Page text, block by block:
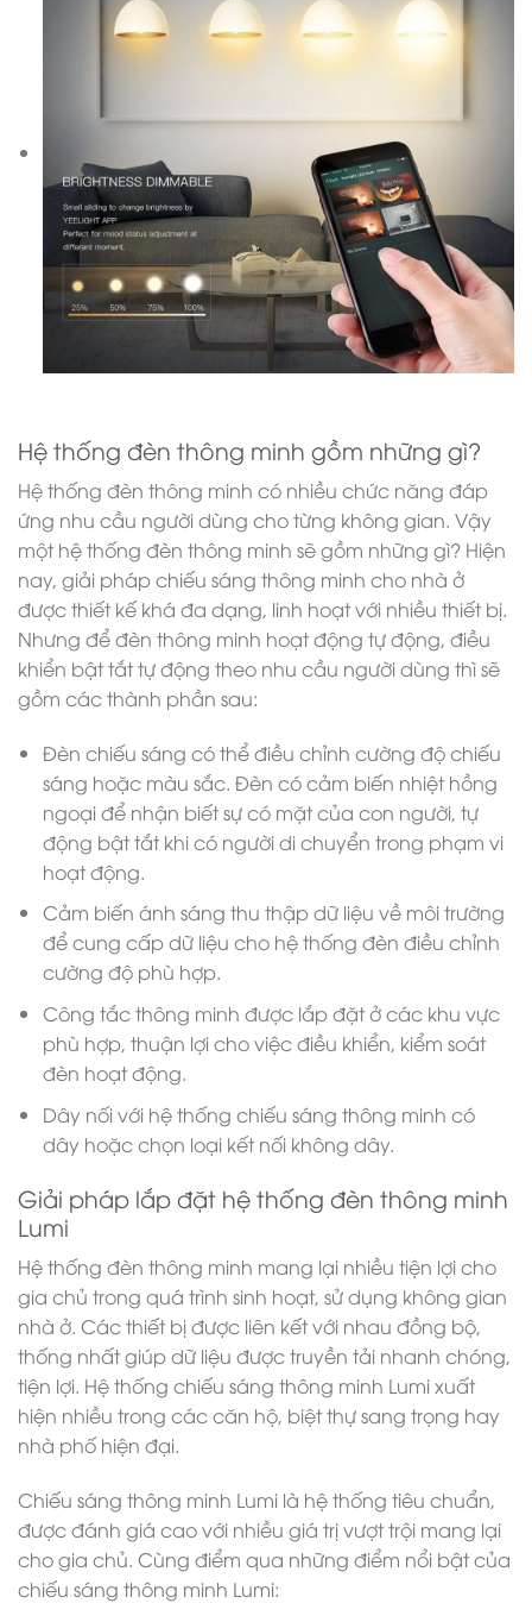
Hệ thống đèn thông minh gồm những gì?
Hệ thống đèn thông minh có nhiều chức năng đáp
ứng nhu cầu người dùng cho từng không gian. Vậy
một hệ thống đèn thông minh sẽ gồm những gì? Hiện
nay, giải pháp chiếu sáng thông minh cho nhà ở
được thiết kế khá đa dạng, linh hoạt với nhiều thiết bị.
Nhưng để đèn thông minh hoạt động tự động, điều
khiển bật tắt tự động theo nhu cầu người dùng thì sẽ
gồm các thành phần sau:
Đèn chiếu sáng có thể điều chỉnh cường độ chiếu
sáng hoặc màu sắc. Đèn có cảm biến nhiệt hồng
ngoại để nhận biết sự có mặt của con người, tự
động bật tắt khi có người di chuyển trong phạm vi
hoạt động.
Cảm biến ánh sáng thu thập dữ liệu về môi trường
để cung cấp dữ liệu cho hệ thống đèn điều chỉnh
cường độ phù hợp.
Công tắc thông minh được lắp đặt ở các khu vực
phù hợp, thuận lợi cho việc điều khiển, kiểm soát
đèn hoạt động.
Dây nối với hệ thống chiếu sáng thông minh có
dây hoặc chọn loại kết nối không dây.
Giải pháp lắp đặt hệ thống đèn thông minh
Lumi
Hệ thống đèn thông minh mang lại nhiều tiện lợi cho
gia chủ trong quá trình sinh hoạt, sử dụng không gian
nhà ở. Các thiết bị được liên kết với nhau đồng bộ,
thống nhất giúp dữ liệu được truyền tải nhanh chóng,
tiện lợi. Hệ thống chiếu sáng thông minh Lumi xuất
hiện nhiều trong các căn hộ, biệt thự sang trọng hay
nhà phố hiện đại.
Chiếu sáng thông minh Lumi là hệ thống tiêu chuẩn,
được đánh giá cao với nhiều giá trị vượt trội mang lại
cho gia chủ. Cùng điểm qua những điểm nổi bật của
chiếu sáng thông minh Lumi: